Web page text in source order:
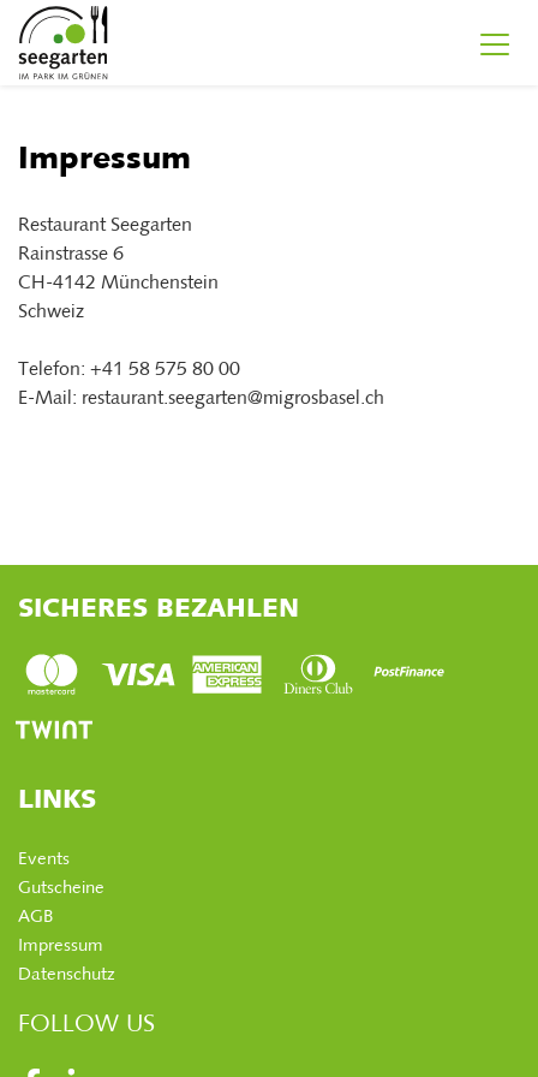
Impressum
Restaurant Seegarten
Rainstrasse 6
CH-4142 Münchenstein
Schweiz
Telefon: +41 58 575 80 00
E-Mail: restaurant.seegarten@migrosbasel.ch
SICHERES BEZAHLEN
LINKS
Events
Gutscheine
AGB
Impressum
Datenschutz
FOLLOW US